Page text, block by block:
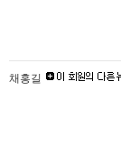
채홍길